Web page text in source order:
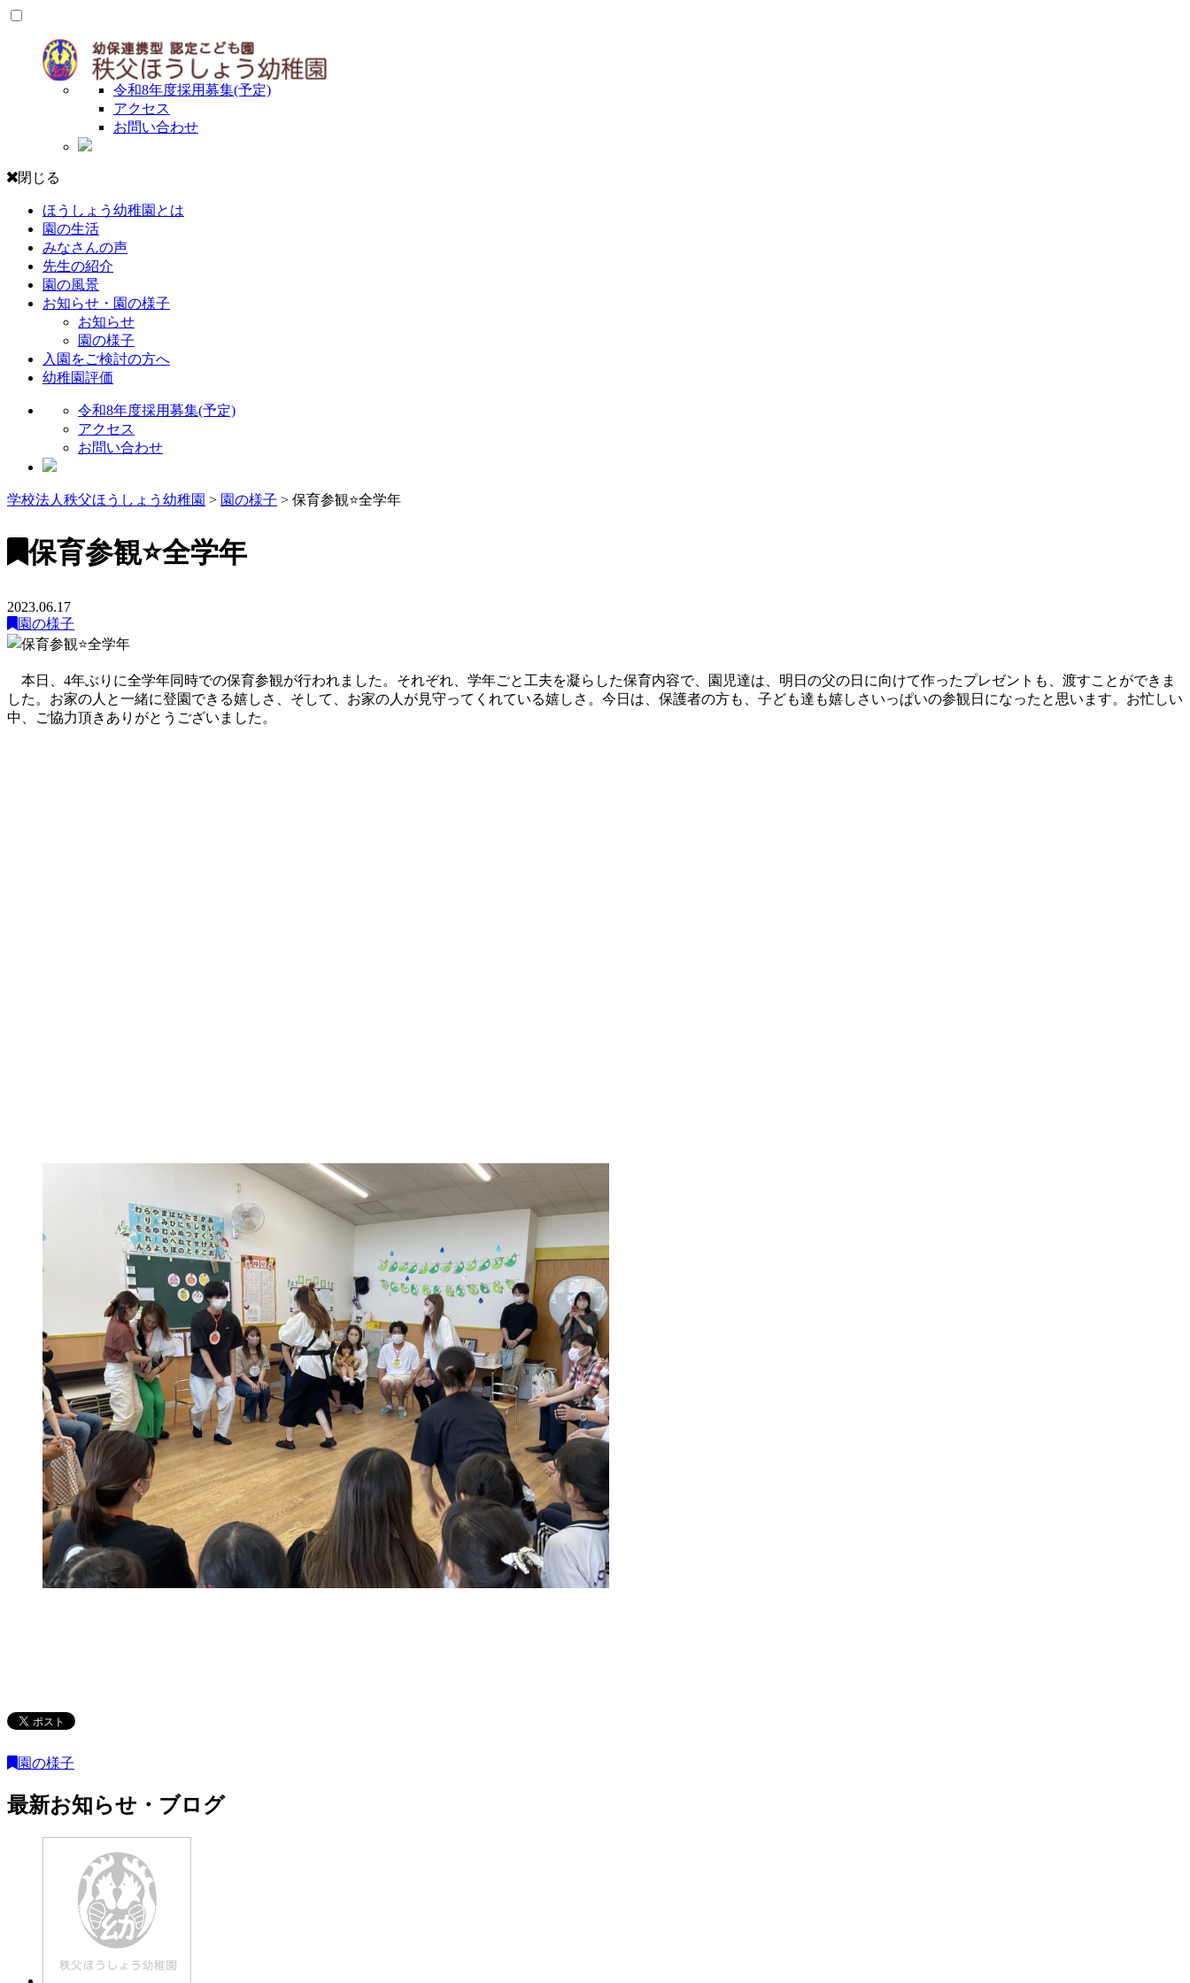
令和8年度採用募集(予定)
アクセス
お問い合わせ
閉じる
ほうしょう幼稚園とは
園の生活
みなさんの声
先生の紹介
園の風景
お知らせ・園の様子
お知らせ
園の様子
入園をご検討の方へ
幼稚園評価
令和8年度採用募集(予定)
アクセス
お問い合わせ
学校法人秩父ほうしょう幼稚園 > 園の様子 > 保育参観⭐️全学年
保育参観⭐️全学年
2023.06.17
園の様子
本日、4年ぶりに全学年同時での保育参観が行われました。それぞれ、学年ごと工夫を凝らした保育内容で、園児達は、明日の父の日に向けて作ったプレゼントも、渡すことができま
した。お家の人と一緒に登園できる嬉しさ、そして、お家の人が見守ってくれている嬉しさ。今日は、保護者の方も、子ども達も嬉しさいっぱいの参観日になったと思います。お忙しい
中、ご協力頂きありがとうございました。
園の様子
最新お知らせ・ブログ